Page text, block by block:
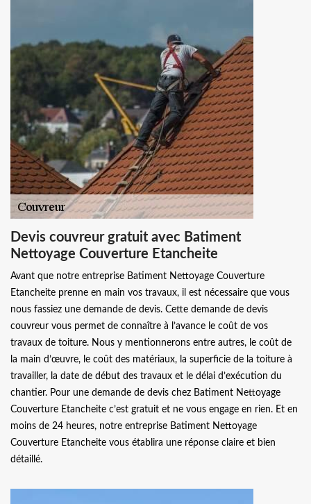
Devis couvreur gratuit avec Batiment
Nettoyage Couverture Etancheite
Avant que notre entreprise Batiment Nettoyage Couverture
Etancheite prenne en main vos travaux, il est nécessaire que vous
nous fassiez une demande de devis. Cette demande de devis
couvreur vous permet de connaître à l’avance le coût de vos
travaux de toiture. Nous y mentionnerons entre autres, le coût de
la main d’œuvre, le coût des matériaux, la superficie de la toiture à
travailler, la date de début des travaux et le délai d’exécution du
chantier. Pour une demande de devis chez Batiment Nettoyage
Couverture Etancheite c’est gratuit et ne vous engage en rien. Et en
moins de 24 heures, notre entreprise Batiment Nettoyage
Couverture Etancheite vous établira une réponse claire et bien
détaillé.